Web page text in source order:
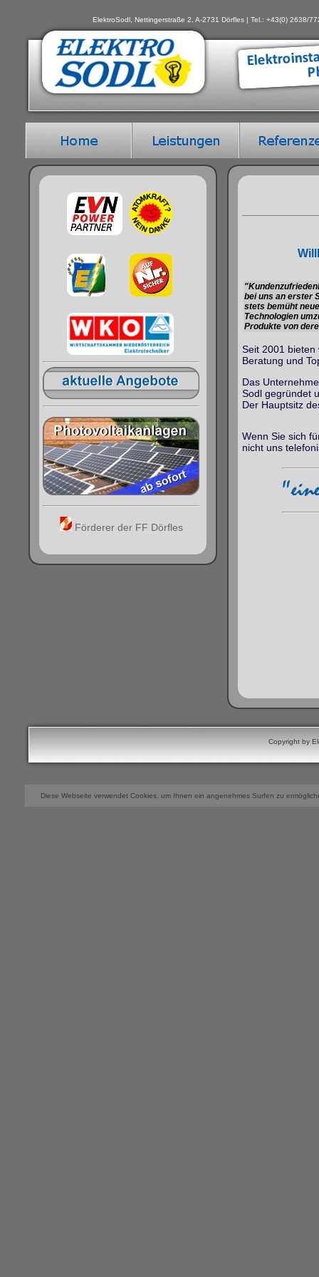
ElektroSodl, Nettingerstraße 2, A-2731 Dörfles | Tel.: +43(0) 2638/
Förderer der FF Dörfles
bei uns an erster
stets bemüht
Technologien
Produkte von
Seit 2001
Beratung und
Das
Sodl gegründet
Der Hauptsitz
Wenn Sie sich
nicht uns
Copyright by
Diese Webseite verwendet Cookies, um Ihnen ein angenehmes Surfen zu